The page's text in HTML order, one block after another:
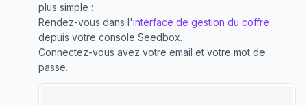
plus simple :
Rendez-vous dans l'interface de gestion du coffre
depuis votre console Seedbox.
Connectez-vous avez votre email et votre mot de
passe.